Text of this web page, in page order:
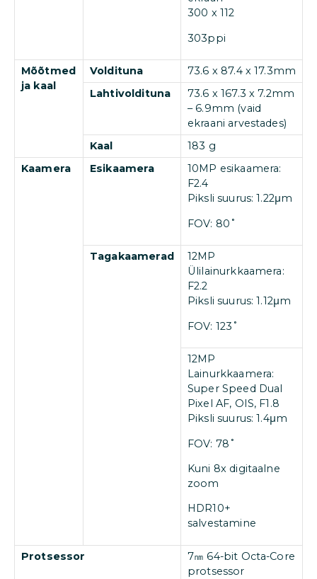
300 x 112
303ppi
Mõõtmed
ja kaal
Voldituna
73.6 x 87.4 x 17.3mm
Lahtivoldituna
73.6 x 167.3 x 7.2mm
– 6.9mm (vaid
ekraani arvestades)
Kaal
183 g
Kaamera
Esikaamera
10MP esikaamera:
F2.4
Piksli suurus: 1.22μm
FOV: 80˚
Tagakaamerad
12MP
Ülilainurkkaamera:
F2.2
Piksli suurus: 1.12μm
FOV: 123˚
12MP
Lainurkkaamera:
Super Speed Dual
Pixel AF, OIS, F1.8
Piksli suurus: 1.4μm
FOV: 78˚
Kuni 8x digitaalne
zoom
HDR10+
salvestamine
Protsessor
7㎚ 64-bit Octa-Core
protsessor